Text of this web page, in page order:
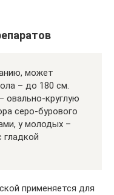
может
– до 180 см.
овально-круглую
серо-бурового
у молодых –
гладкой
применяется для